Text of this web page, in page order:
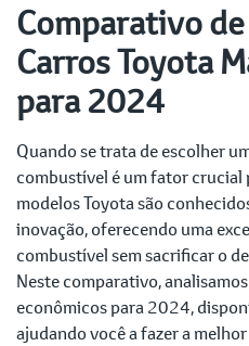
Comparativo
Carros Toyota
para 2024
Quando se trata de escolher
combustível é um fator crucial
modelos Toyota são
inovação, oferecendo uma
combustível sem sacrificar o
Neste comparativo,
econômicos para 2024,
ajudando você a fazer a